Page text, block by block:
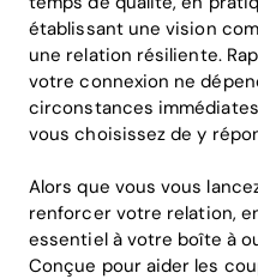
établissant une vision
une relation résiliente.
votre connexion ne
circonstances
vous choisissez de y
Alors que vous vous
renforcer votre relation,
essentiel à votre boîte à
Conçue pour aider les